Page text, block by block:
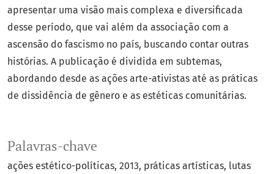
Palavras-chave
ações estético-políticas 2013 práticas artísticas lutas
apresentar uma visão mais complexa e diversificada
desse período, que vai além da associação com a
ascensão do fascismo no país, buscando contar outras
histórias. A publicação é dividida em subtemas,
abordando desde as ações arte-ativistas até as práticas
de dissidência de gênero e as estéticas comunitárias.